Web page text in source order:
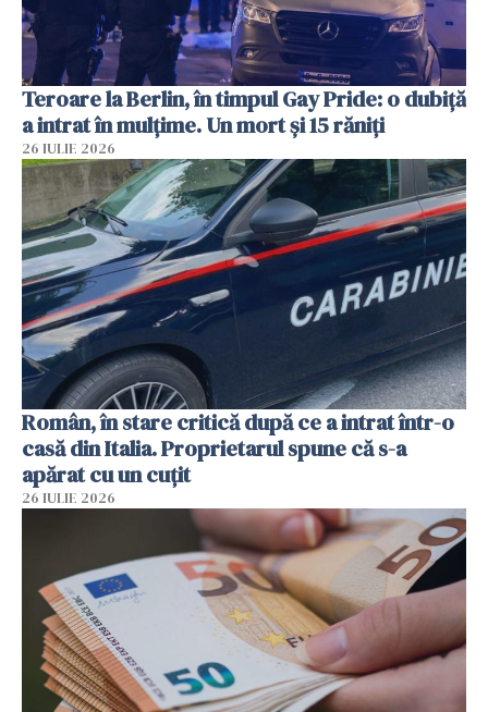
Teroare la Berlin, în timpul Gay Pride: o dubiță
a intrat în mulțime. Un mort și 15 răniți
26 IULIE 2026
Român, în stare critică după ce a intrat într-o
casă din Italia. Proprietarul spune că s-a
apărat cu un cuțit
26 IULIE 2026